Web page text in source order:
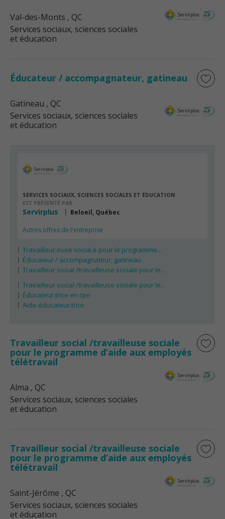
Val-des-Monts , QC
Services sociaux, sciences sociales
et éducation
Éducateur / accompagnateur, gatineau
Gatineau , QC
Services sociaux, sciences sociales
et éducation
SERVICES SOCIAUX, SCIENCES SOCIALES ET ÉDUCATION
EST PRÉSENTÉ PAR
Servirplus Beloeil, Québec
Autres offres de l'entreprise
Travailleur.euse social.e pour le programme...
Éducateur / accompagnateur, gatineau
Travailleur social /travailleuse sociale pour le...
Travailleur social /travailleuse sociale pour le...
Éducateur.trice en cpe
Aide-éducateur.trice
Travailleur social /travailleuse sociale
pour le programme d’aide aux employés
télétravail
Alma , QC
Services sociaux, sciences sociales
et éducation
Travailleur social /travailleuse sociale
pour le programme d’aide aux employés
télétravail
Saint-Jérôme , QC
Services sociaux, sciences sociales
et éducation